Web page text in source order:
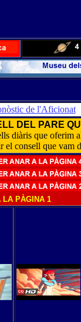
de l'Aficionat
DEL PARE
diàris que oferim
el consell que vam
LA PÀGINA 1